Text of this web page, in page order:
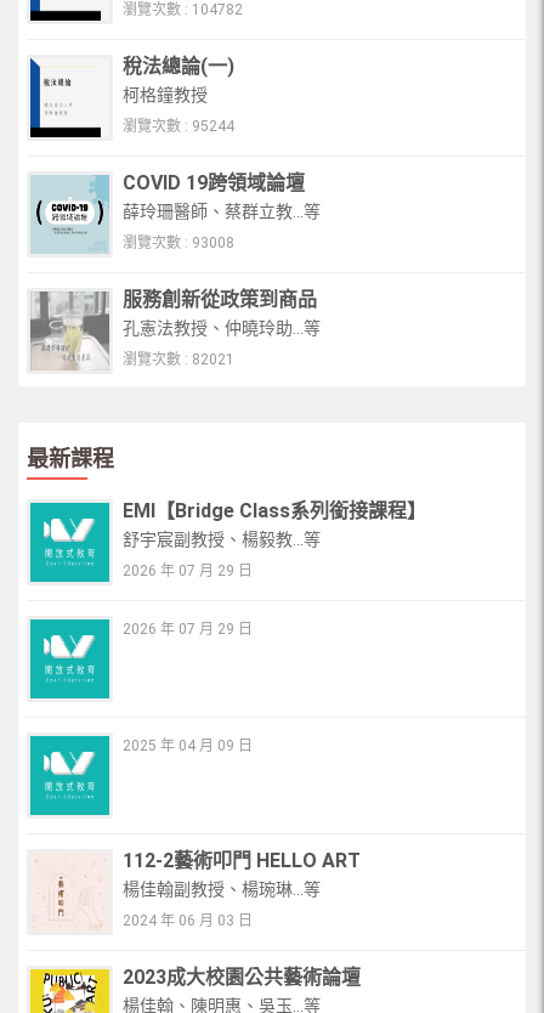
瀏覽次數 : 104782
稅法總論(一)
柯格鐘教授
瀏覽次數 : 95244
COVID 19跨領域論壇
薛玲珊醫師、蔡群立教...等
瀏覽次數 : 93008
服務創新從政策到商品
孔憲法教授、仲曉玲助...等
瀏覽次數 : 82021
最新課程
EMI【Bridge Class系列銜接課程】
舒宇宸副教授、楊毅教...等
2026 年 07 月 29 日
2026 年 07 月 29 日
2025 年 04 月 09 日
112-2藝術叩門 HELLO ART
楊佳翰副教授、楊琬琳...等
2024 年 06 月 03 日
2023成大校園公共藝術論壇
楊佳翰、陳明惠、吳玉...等